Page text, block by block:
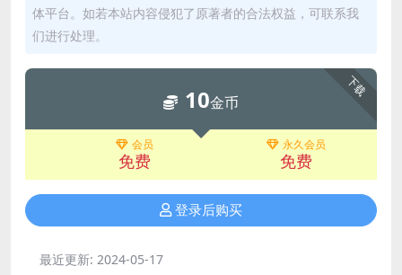
体平台。如若本站内容侵犯了原著者的合法权益，可联系我
们进行处理。
下载
10金币
会员
免费
永久会员
免费
登录后购买
最近更新: 2024-05-17